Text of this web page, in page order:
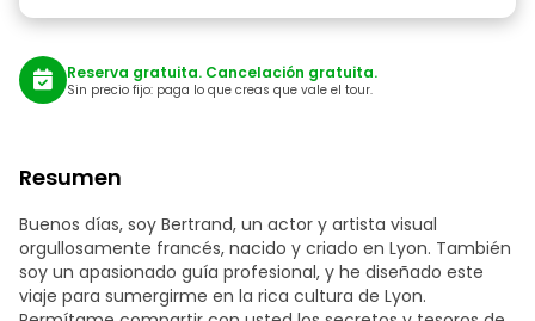
Reserva gratuita. Cancelación gratuita.
Sin precio fijo: paga lo que creas que vale el tour.
Resumen
Buenos días, soy Bertrand, un actor y artista visual
orgullosamente francés, nacido y criado en Lyon. También
soy un apasionado guía profesional, y he diseñado este
viaje para sumergirme en la rica cultura de Lyon.